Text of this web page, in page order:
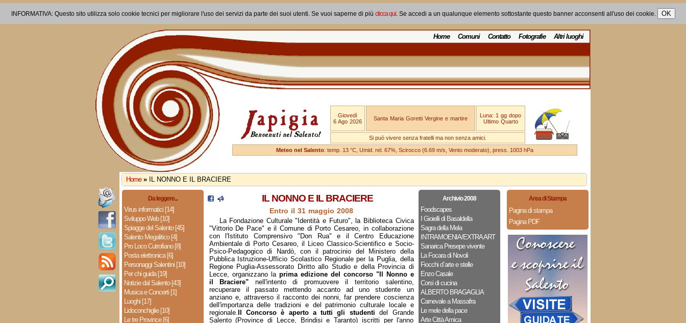
INFORMATIVA: Questo sito utilizza solo cookie tecnici per migliorare l'uso dei servizi da parte dei suoi utenti. Se vuoi saperne di più clicca qui. Se accedi a un qualunque elemento sottostante questo banner acconsenti all'uso dei cookie.
Home Comuni Contatto Fotografie Altri luoghi
Giovedì
6 Ago 2026
Santa Maria Goretti Vergine e martire
Luna: 1 gg dopo
Ultimo Quarto
Si può vivere senza fratelli ma non senza amici.
Meteo nel Salento: temp. 13 °C, Umid. rel. 67%, Scirocco (6.69 m/s, Vento moderato), press. 1003 hPa
Home » IL NONNO E IL BRACIERE
Da leggere...
Virus informatici [14]
Sviluppo Web [10]
Spiagge del Salento [45]
Salento Megalitico [4]
Pro Loco Cutrofiano [8]
Posta elettronica [6]
Personaggi Salentini [10]
Per chi guida [19]
Notizie dal Salento [43]
Musica e Concerti [1]
Luoghi [17]
Lidoconchiglie [10]
Le tre Province [6]
Archivio 2008
Foodscapes
I Gioielli di Basaldella
Sagra della Mela
INTRAMOENIA/EXTRA ART
Sanarica Presepe vivente
La Focara di Novoli
Fiocchi d`arte e stelle
Enzo Casale
Corsi di cucina
ALBERTO BRAGAGLIA
Carnevale a Massafra
Le mele della pace
Arte Città Amica
IL NONNO E IL BRACIERE
Entro il 31 maggio 2008
La Fondazione Culturale "Identità e Futuro", la Biblioteca Civica
"Vittorio De Pace" e il Comune di Porto Cesareo, in collaborazione
con l'Istituto Comprensivo "Don Rua" e il Centro Educazione
Ambientale di Porto Cesareo, il Liceo Classico-Scientifico e Socio-
Psico-Pedagogico di Nardò, con il patrocinio del Ministero della
Pubblica Istruzione-Ufficio Scolastico Regionale per la Puglia, della
Regione Puglia-Assessorato Diritto allo Studio e della Provincia di
Lecce, organizzano la prima edizione del concorso "Il Nonno e
il Braciere" nell'intento di promuovere il territorio salentino,
recuperare il passato mettendo accanto ad uno studente un
anziano e, attraverso il racconto dei nonni, far prendere coscienza
dell'importanza delle tradizioni e del patrimonio culturale locale e
regionale. Il Concorso è aperto a tutti gli studenti del Grande
Salento (Province di Lecce, Brindisi e Taranto) iscritti per l'anno
Area di Stampa
Pagina di stampa
Pagina PDF